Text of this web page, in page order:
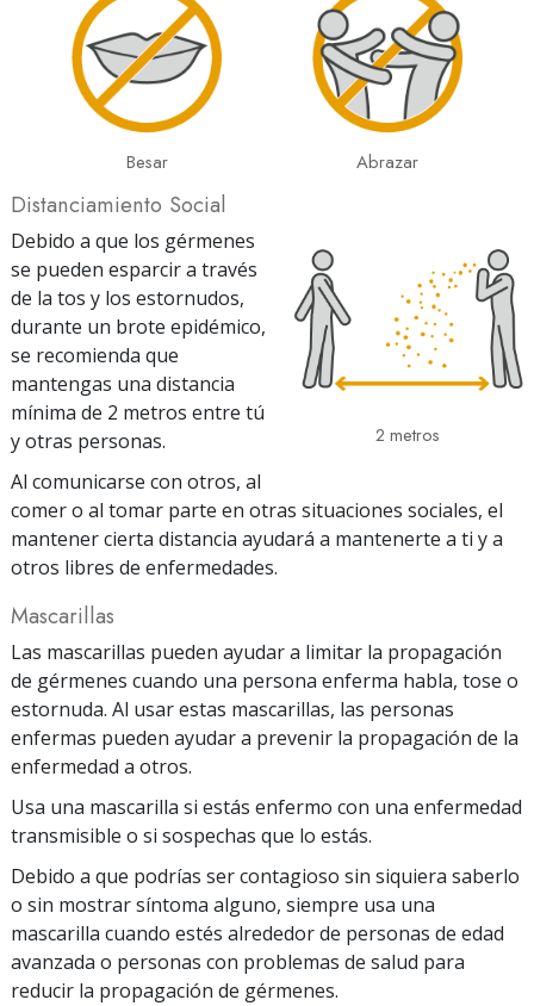
Abrazar
Besar
Distanciamiento Social
2 metros
Debido a que los gérmenes
se pueden esparcir a través
de la tos y los estornudos,
durante un brote epidémico,
se recomienda que
mantengas una distancia
mínima de 2 metros entre tú
y otras personas.
Al comunicarse con otros, al
comer o al tomar parte en otras situaciones sociales, el
mantener cierta distancia ayudará a mantenerte a ti y a
otros libres de enfermedades.
Mascarillas
Las mascarillas pueden ayudar a limitar la propagación
de gérmenes cuando una persona enferma habla, tose o
estornuda. Al usar estas mascarillas, las personas
enfermas pueden ayudar a prevenir la propagación de la
enfermedad a otros.
Usa una mascarilla si estás enfermo con una enfermedad
transmisible o si sospechas que lo estás.
Debido a que podrías ser contagioso sin siquiera saberlo
o sin mostrar síntoma alguno, siempre usa una
mascarilla cuando estés alrededor de personas de edad
avanzada o personas con problemas de salud para
reducir la propagación de gérmenes.